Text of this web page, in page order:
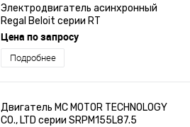
Электродвигатель асинхронный
Regal Beloit серии RT
Цена по запросу
Подробнее
Двигатель MC MOTOR TECHNOLOGY
CO., LTD серии SRPM155L87.5